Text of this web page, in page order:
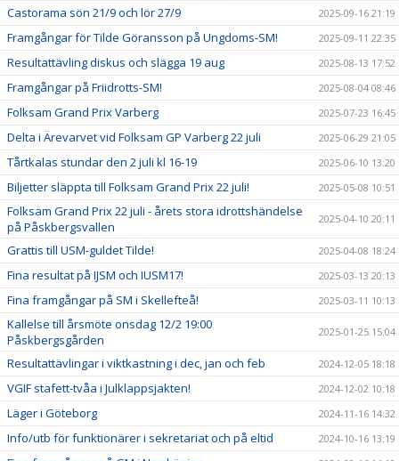
Castorama sön 21/9 och lör 27/9 2025-09-16 21:19
Framgångar för Tilde Göransson på Ungdoms-SM! 2025-09-11 22:35
Resultattävling diskus och slägga 19 aug 2025-08-13 17:52
Framgångar på Friidrotts-SM! 2025-08-04 08:46
Folksam Grand Prix Varberg 2025-07-23 16:45
Delta i Ärevarvet vid Folksam GP Varberg 22 juli 2025-06-29 21:05
Tårtkalas stundar den 2 juli kl 16-19 2025-06-10 13:20
Biljetter släppta till Folksam Grand Prix 22 juli! 2025-05-08 10:51
Folksam Grand Prix 22 juli - årets stora idrottshändelse
på Påskbergsvallen
2025-04-10 20:11
Grattis till USM-guldet Tilde! 2025-04-08 18:24
Fina resultat på IJSM och IUSM17! 2025-03-13 20:13
Fina framgångar på SM i Skellefteå! 2025-03-11 10:13
Kallelse till årsmöte onsdag 12/2 19:00
Påskbergsgården
2025-01-25 15:04
Resultattävlingar i viktkastning i dec, jan och feb 2024-12-05 18:18
VGIF stafett-tvåa i Julklappsjakten! 2024-12-02 10:18
Läger i Göteborg 2024-11-16 14:32
Info/utb för funktionärer i sekretariat och på eltid 2024-10-16 13:19